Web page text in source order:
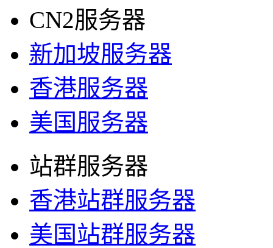
CN2服务器
新加坡服务器
香港服务器
美国服务器
站群服务器
香港站群服务器
美国站群服务器